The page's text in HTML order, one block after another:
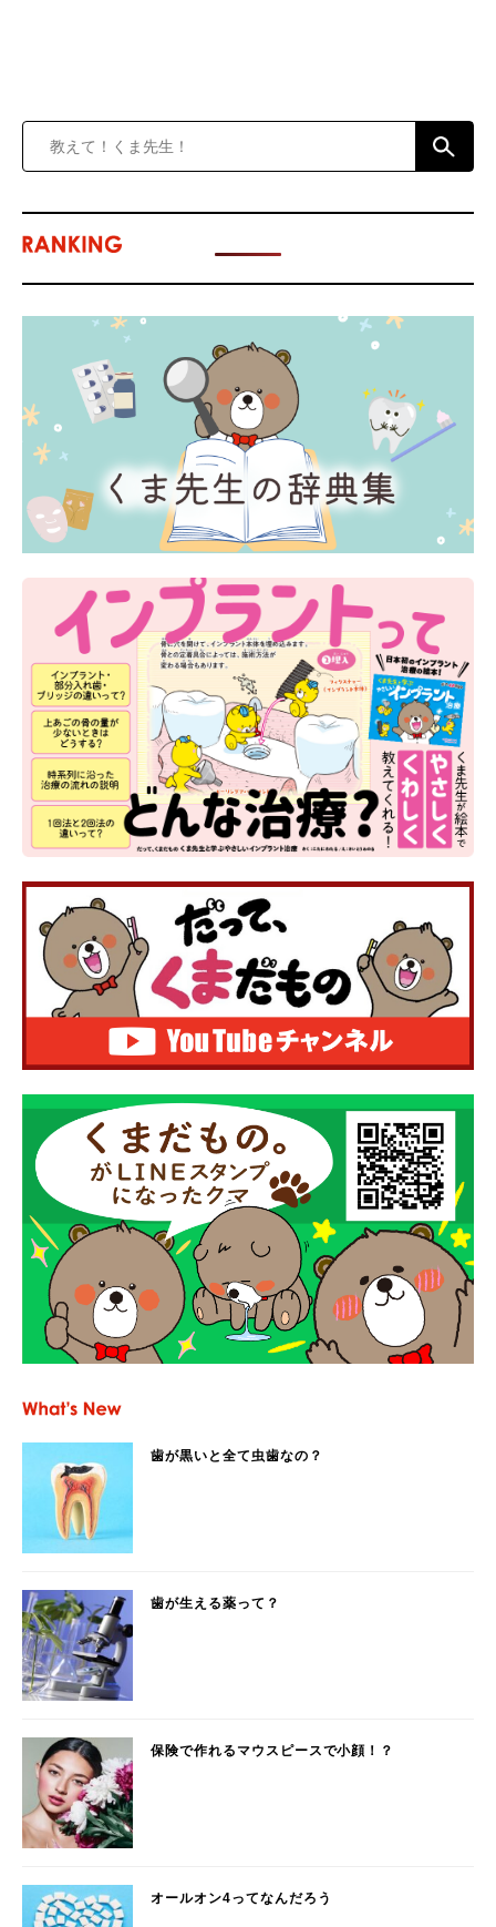
歯が黒いと全て虫歯なの？
歯が生える薬って？
保険で作れるマウスピースで小顔！？
オールオン4ってなんだろう